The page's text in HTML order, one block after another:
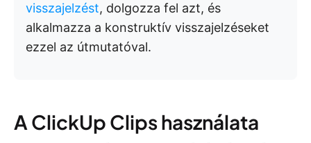
visszajelzést, dolgozza fel azt, és
alkalmazza a konstruktív visszajelzéseket
ezzel az útmutatóval.
A ClickUp Clips használata